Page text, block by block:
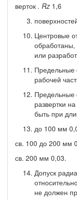
верток . Rz 1,6
Центровые
или
Предельные
рабочей
Предельные
раз­вертки
быть при
до 100 мм
св. 100 до 200 мм
св. 200 мм 0,03.
Допуск
не должен